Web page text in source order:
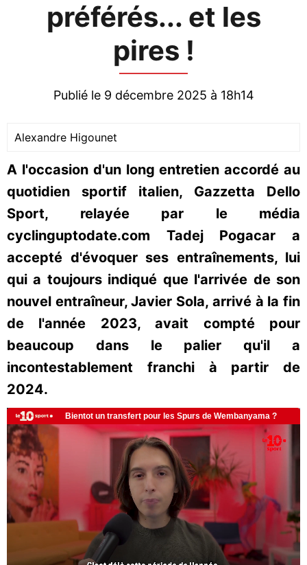
préférés... et les
pires !
Publié le 9 décembre 2025 à 18h14
Alexandre Higounet
A l'occasion d'un long entretien accordé au
quotidien sportif italien, Gazzetta Dello
Sport, relayée par le média
cyclinguptodate.com Tadej Pogacar a
accepté d'évoquer ses entraînements, lui
qui a toujours indiqué que l'arrivée de son
nouvel entraîneur, Javier Sola, arrivé à la fin
de l'année 2023, avait compté pour
beaucoup dans le palier qu'il a
incontestablement franchi à partir de
2024.